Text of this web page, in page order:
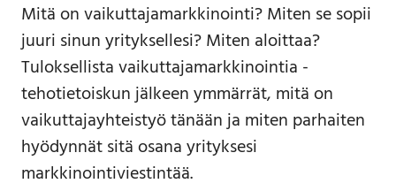
Mitä on vaikuttajamarkkinointi? Miten se sopii
juuri sinun yrityksellesi? Miten aloittaa?
Tuloksellista vaikuttajamarkkinointia -
tehotietoiskun jälkeen ymmärrät, mitä on
vaikuttajayhteistyö tänään ja miten parhaiten
hyödynnät sitä osana yrityksesi
markkinointiviestintää.